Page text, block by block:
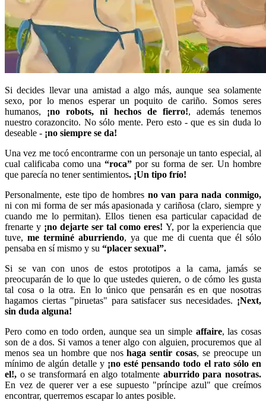
Si decides llevar una amistad a algo más, aunque sea solamente
sexo, por lo menos esperar un poquito de cariño. Somos seres
humanos, ¡no robots, ni hechos de fierro!, además tenemos
nuestro corazoncito. No sólo mente. Pero esto - que es sin duda lo
deseable - ¡no siempre se da!
Una vez me tocó encontrarme con un personaje un tanto especial, al
cual calificaba como una “roca” por su forma de ser. Un hombre
que parecía no tener sentimientos. ¡Un tipo frío!
Personalmente, este tipo de hombres no van para nada conmigo,
ni con mi forma de ser más apasionada y cariñosa (claro, siempre y
cuando me lo permitan). Ellos tienen esa particular capacidad de
frenarte y ¡no dejarte ser tal como eres! Y, por la experiencia que
tuve, me terminé aburriendo, ya que me di cuenta que él sólo
pensaba en sí mismo y su “placer sexual”.
Si se van con unos de estos prototipos a la cama, jamás se
preocuparán de lo que lo que ustedes quieren, o de cómo les gusta
tal cosa o la otra. En lo único que pensarán es en que nosotras
hagamos ciertas "piruetas" para satisfacer sus necesidades. ¡Next,
sin duda alguna!
Pero como en todo orden, aunque sea un simple affaire, las cosas
son de a dos. Si vamos a tener algo con alguien, procuremos que al
menos sea un hombre que noshaga sentir cosas, se preocupe un
mínimo de algún detalle y ¡no esté pensando todo el rato sólo en
el!, o se transformará en algo totalmente aburrido para nosotras.
En vez de querer ver a ese supuesto "príncipe azul" que creímos
encontrar, querremos escapar lo antes posible.